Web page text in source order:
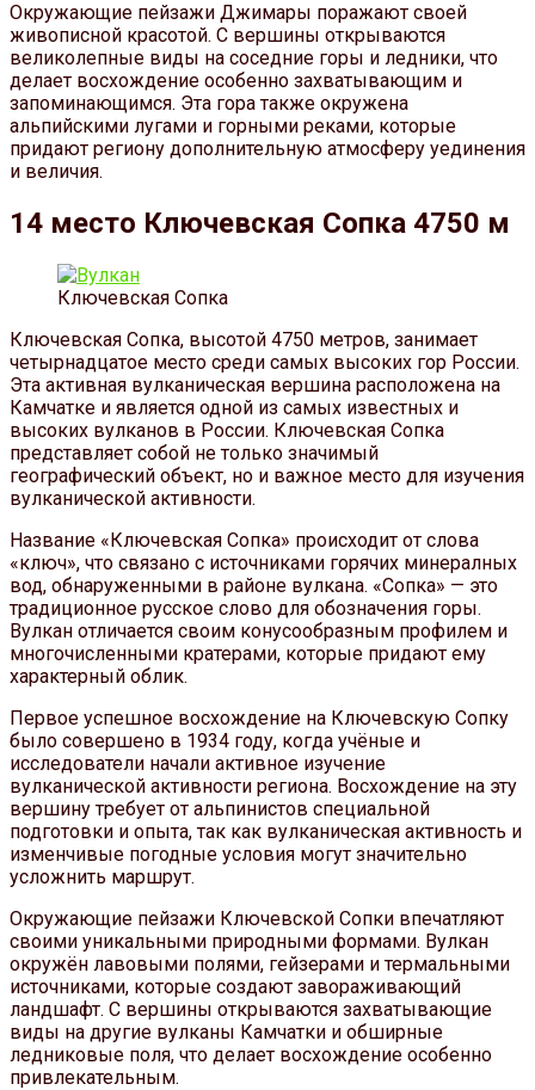
Окружающие пейзажи Джимары поражают своей
живописной красотой. С вершины открываются
великолепные виды на соседние горы и ледники, что
делает восхождение особенно захватывающим и
запоминающимся. Эта гора также окружена
альпийскими лугами и горными реками, которые
придают региону дополнительную атмосферу уединения
и величия.
14 место Ключевская Сопка 4750 м
Ключевская Сопка
Ключевская Сопка, высотой 4750 метров, занимает
четырнадцатое место среди самых высоких гор России.
Эта активная вулканическая вершина расположена на
Камчатке и является одной из самых известных и
высоких вулканов в России. Ключевская Сопка
представляет собой не только значимый
географический объект, но и важное место для изучения
вулканической активности.
Название «Ключевская Сопка» происходит от слова
«ключ», что связано с источниками горячих минералных
вод, обнаруженными в районе вулкана. «Сопка» — это
традиционное русское слово для обозначения горы.
Вулкан отличается своим конусообразным профилем и
многочисленными кратерами, которые придают ему
характерный облик.
Первое успешное восхождение на Ключевскую Сопку
было совершено в 1934 году, когда учёные и
исследователи начали активное изучение
вулканической активности региона. Восхождение на эту
вершину требует от альпинистов специальной
подготовки и опыта, так как вулканическая активность и
изменчивые погодные условия могут значительно
усложнить маршрут.
Окружающие пейзажи Ключевской Сопки впечатляют
своими уникальными природными формами. Вулкан
окружён лавовыми полями, гейзерами и термальными
источниками, которые создают завораживающий
ландшафт. С вершины открываются захватывающие
виды на другие вулканы Камчатки и обширные
ледниковые поля, что делает восхождение особенно
привлекательным.